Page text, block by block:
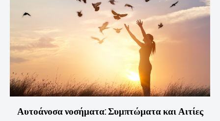
Αυτοάνοσα νοσήματα: Συμπτώματα και Αιτίες